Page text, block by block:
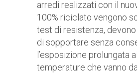
arredi realizzati con il
100% riciclato vengono
test di resistenza,
di sopportare senza
l’esposizione prolungata
temperature che vanno